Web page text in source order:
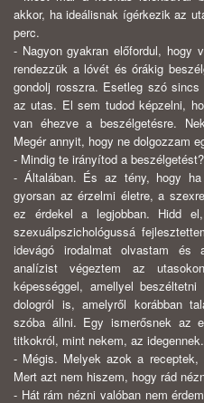
akkor, ha ideálisnak ígérkezik az
perc.
- Nagyon gyakran előfordul, hogy
rendezzük a lóvét és órákig
gondolj rosszra. Esetleg szó
az utas. El sem tudod képzelni,
van éhezve a beszélgetésre.
Megér annyit, hogy ne dolgozzam
- Mindig te irányítod a beszélgetést?
- Általában. És az tény, hogy
gyorsan az érzelmi életre, a
ez érdekel a legjobban. Hidd
szexuálpszichológussá
idevágó irodalmat olvastam és
analízist végeztem az
képességgel, amellyel
dologról is, amelyről korábban
szóba állni. Egy ismerősnek az
titkokról, mint nekem, az idegennek.
- Mégis. Melyek azok a receptek,
Mert azt nem hiszem, hogy rád
- Hát rám nézni valóban nem